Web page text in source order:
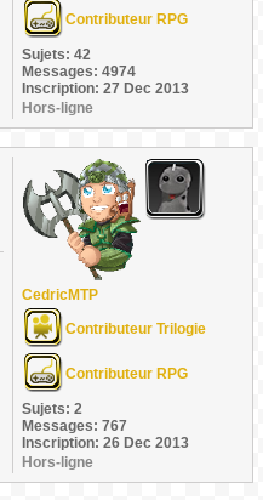
Contributeur RPG
Sujets: 42
Messages: 4974
Inscription: 27 Dec 2013
Hors-ligne
CedricMTP
Contributeur Trilogie
Contributeur RPG
Sujets: 2
Messages: 767
Inscription: 26 Dec 2013
Hors-ligne